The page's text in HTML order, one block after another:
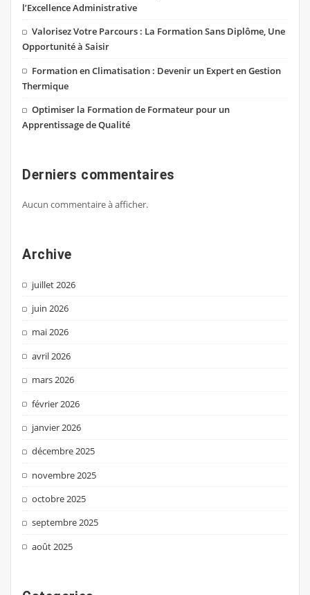
l’Excellence Administrative
Valorisez Votre Parcours : La Formation Sans Diplôme, Une
Opportunité à Saisir
Formation en Climatisation : Devenir un Expert en Gestion
Thermique
Optimiser la Formation de Formateur pour un
Apprentissage de Qualité
Derniers commentaires
Aucun commentaire à afficher.
Archive
juillet 2026
juin 2026
mai 2026
avril 2026
mars 2026
février 2026
janvier 2026
décembre 2025
novembre 2025
octobre 2025
septembre 2025
août 2025